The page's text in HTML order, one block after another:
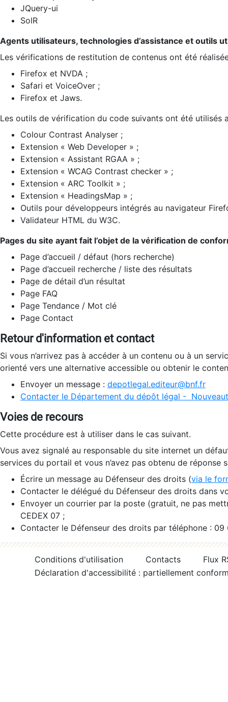
JQuery-ui
SolR
Agents utilisateurs, technologies d’assistance et outils
Les vérifications de restitution de contenus ont été
Firefox et NVDA ;
Safari et VoiceOver ;
Firefox et Jaws.
Les outils de vérification du code suivants ont été utilisés
Colour Contrast Analyser ;
Extension « Web Developer » ;
Extension « Assistant RGAA » ;
Extension « WCAG Contrast checker » ;
Extension « ARC Toolkit » ;
Extension « HeadingsMap » ;
Outils pour développeurs intégrés au navigateur
Validateur HTML du W3C.
Pages du site ayant fait l’objet de la vérification de
Page d’accueil / défaut (hors recherche)
Page d’accueil recherche / liste des résultats
Page de détail d’un résultat
Page FAQ
Page Tendance / Mot clé
Page Contact
Retour d'information et contact
Si vous n’arrivez pas à accéder à un contenu ou à un
orienté vers une alternative accessible ou obtenir le
Envoyer un message : depotlegal.editeur@bnf.fr
Contacter le Département du dépôt légal -
Voies de recours
Cette procédure est à utiliser dans le cas suivant.
Vous avez signalé au responsable du site internet un
services du portail et vous n’avez pas obtenu de réponse
Écrire un message au Défenseur des droits (via le
Contacter le délégué du Défenseur des droits dans
Envoyer un courrier par la poste (gratuit, ne pas
CEDEX 07 ;
Contacter le Défenseur des droits par téléphone :
Conditions d'utilisation Contacts
Flux
Déclaration d'accessibilité : partiellement